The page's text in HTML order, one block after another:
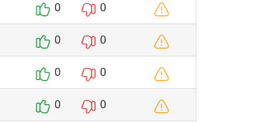
0 0
0 0
0 0
0 0